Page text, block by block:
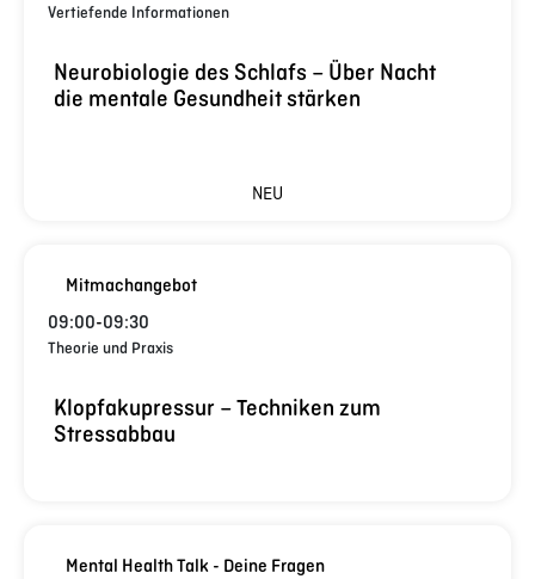
Vertiefende Informationen
Neurobiologie des Schlafs – Über Nacht
die mentale Gesundheit stärken
NEU
Mitmachangebot
09:00-09:30
Theorie und Praxis
Klopfakupressur – Techniken zum
Stressabbau
Mental Health Talk - Deine Fragen